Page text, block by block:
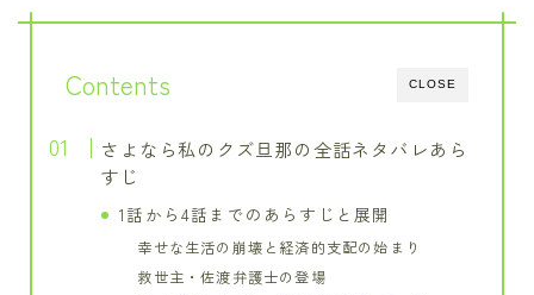
CLOSE
Contents
さよなら私のクズ旦那の全話ネタバレあら
すじ
1話から4話までのあらすじと展開
幸せな生活の崩壊と経済的支配の始まり
救世主・佐渡弁護士の登場